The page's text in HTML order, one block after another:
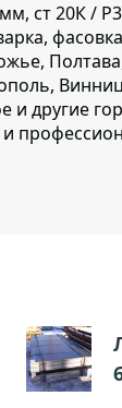
cт 20К /
другие